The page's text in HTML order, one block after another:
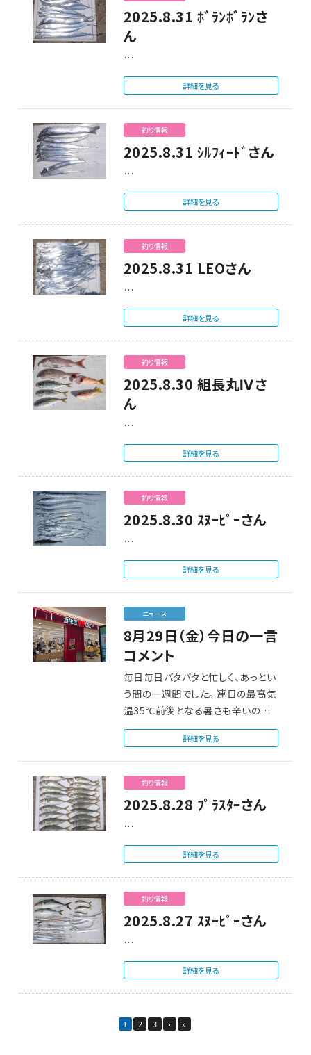
2025.8.31 ﾎﾞﾗﾝﾎﾞﾗﾝさ
ん
…
詳細を見る
釣り情報
2025.8.31 ｼﾙﾌｨｰﾄﾞさん
…
詳細を見る
釣り情報
2025.8.31 LEOさん
…
詳細を見る
釣り情報
2025.8.30 組長丸Ⅳさ
ん
…
詳細を見る
釣り情報
2025.8.30 ｽﾇｰﾋﾟｰさん
…
詳細を見る
ニュース
8月29日（金）今日の一言
コメント
毎日毎日バタバタと忙しく、あっとい
う間の一週間でした。 連日の最高気
温35℃前後となる暑さも辛いので
すが…
詳細を見る
釣り情報
2025.8.28 ﾌﾟﾗｽﾀｰさん
…
詳細を見る
釣り情報
2025.8.27 ｽﾇｰﾋﾟｰさん
…
詳細を見る
1 2 3 › »